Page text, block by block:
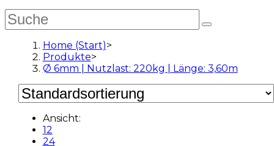
Home (Start)>
Produkte>
Ø 6mm | Nutzlast: 220kg | Länge: 3,60m
Ansicht:
12
24